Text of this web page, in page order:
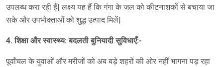
उपलब्ध करा रही हैं| लक्ष्य यह हैं कि गंगा के जल को कीटनाशकों से बचाया जा
सके और उपभोक्ताओं को शुद्ध उत्पाद मिलें|
4. शिक्षा और स्वास्थ्य: बदलती बुनियादी सुविधाएँ:-
पूर्वांचल के युवाओं और मरीजों को अब बड़े शहरों की ओर नहीं भागना पड़ रहा